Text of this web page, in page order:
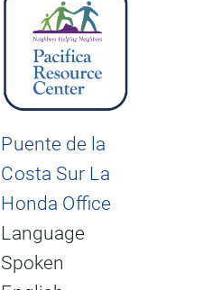
Puente de la
Costa Sur La
Honda Office
Language
Spoken